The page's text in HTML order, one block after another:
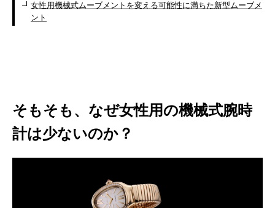
女性用機械式ムーブメントを変える可能性に満ちた新型ムーブメ
ント
そもそも、なぜ女性用の機械式腕時
計は少ないのか？